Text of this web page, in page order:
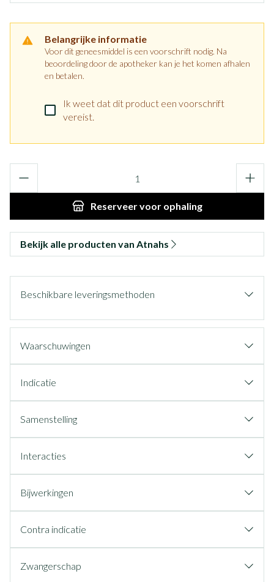
Belangrijke informatie
Voor dit geneesmiddel is een voorschrift nodig. Na
beoordeling door de apotheker kan je het komen afhalen
en betalen.
Ik weet dat dit product een voorschrift
vereist.
Reserveervoor ophaling
Bekijk alle producten van Atnahs
Beschikbare leveringsmethoden
Waarschuwingen
Indicatie
Samenstelling
Interacties
Bijwerkingen
Contra indicatie
Zwangerschap